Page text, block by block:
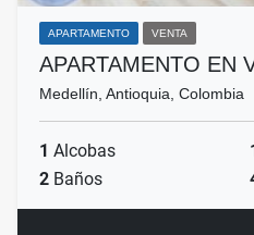
APARTAMENTO VENTA
APARTAMENTO EN
Medellín, Antioquia, Colombia
1 Alcobas
2 Baños